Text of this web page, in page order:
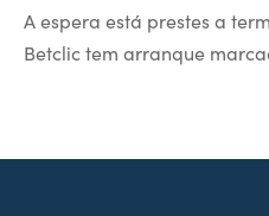
A espera está prestes a
Betclic tem arranque